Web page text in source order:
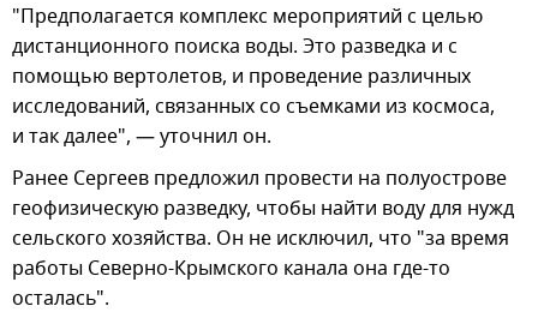
"Предполагается комплекс мероприятий с целью
дистанционного поиска воды. Это разведка и с
помощью вертолетов, и проведение различных
исследований, связанных со съемками из космоса,
и так далее", — уточнил он.
Ранее Сергеев предложил провести на полуострове
геофизическую разведку, чтобы найти воду для нужд
сельского хозяйства. Он не исключил, что "за время
работы Северно-Крымского канала она где-то
осталась".